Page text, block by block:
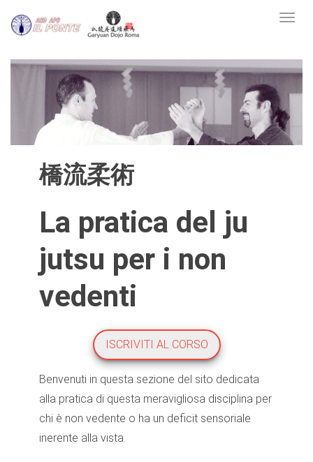
橋流柔術
La pratica del ju
jutsu per i non
vedenti
ISCRIVITI AL CORSO
Benvenuti in questa sezione del sito dedicata
alla pratica di questa meravigliosa disciplina per
chi è non vedente o ha un deficit sensoriale
inerente alla vista.